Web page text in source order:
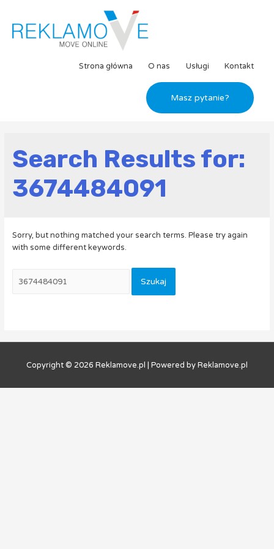
Strona główna O nas Usługi Kontakt
Masz pytanie?
Search Results for:
3674484091
Sorry, but nothing matched your search terms. Please try again
with some different keywords.
Copyright © 2026 Reklamove.pl | Powered byReklamove.pl